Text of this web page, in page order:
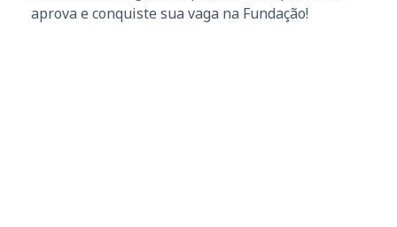
aprova e conquiste sua vaga na Fundação!